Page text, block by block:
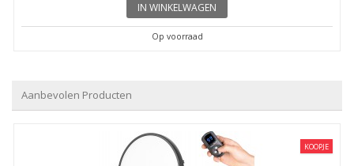
IN WINKELWAGEN
Op voorraad
Aanbevolen Producten
KOOPJE